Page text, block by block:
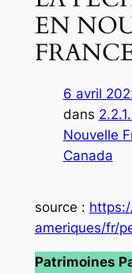
EN
6 avril
dans
Nouvelle
Canada
source :
ameriques/fr/
Patrimoines